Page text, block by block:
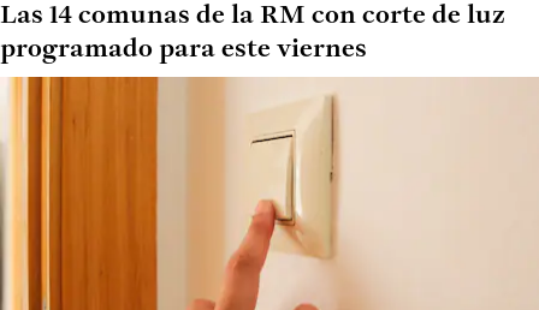
Las 14 comunas de la RM con corte de luz
programado para este viernes